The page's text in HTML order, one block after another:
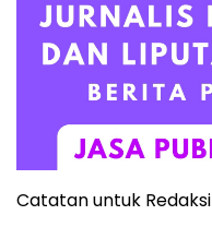
Catatan untuk Redaksi